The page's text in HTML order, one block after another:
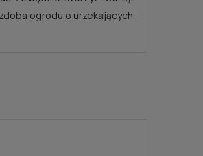
ogrodu o urzekających